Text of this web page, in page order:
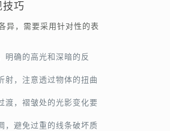
巧
异，需要采用针对性的表
明确的高光和深暗的反
射，注意透过物体的扭曲
渡，褶皱处的光影变化要
，避免过重的线条破坏质